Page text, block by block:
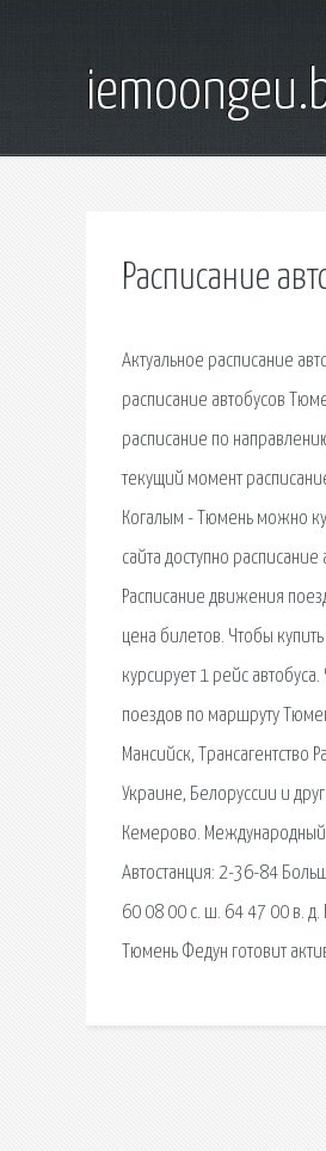
Расписание
Актуальное расписание
расписание автобусов
расписание по
текущий момент
Когалым - Тюмень можно
сайта доступно
Расписание движения
цена билетов. Чтобы
курсирует 1 рейс
поездов по маршруту
Мансийск, Трансагентство
Украине, Белоруссии и
Кемерово. Международный
Автостанция: 2-36-84
60 08 00 с. ш. 64 47 00 в.
Тюмень Федун готовит